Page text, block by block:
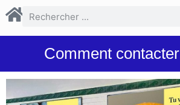
Comment